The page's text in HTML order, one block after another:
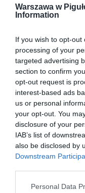
Warszawa w
Information
If you wish to opt-
processing of your
targeted advertising
section to confirm
opt-out request is
interest-based ads
us or personal
your opt-out. You
disclosure of your
IAB’s list of
also be disclosed by
Downstream
Personal Data